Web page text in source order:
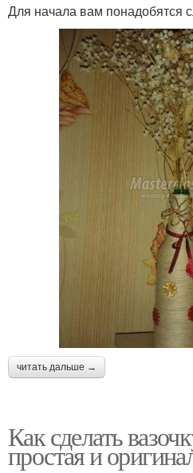
Для начала вам понадобятся
читать дальше →
Как сделать
простая и